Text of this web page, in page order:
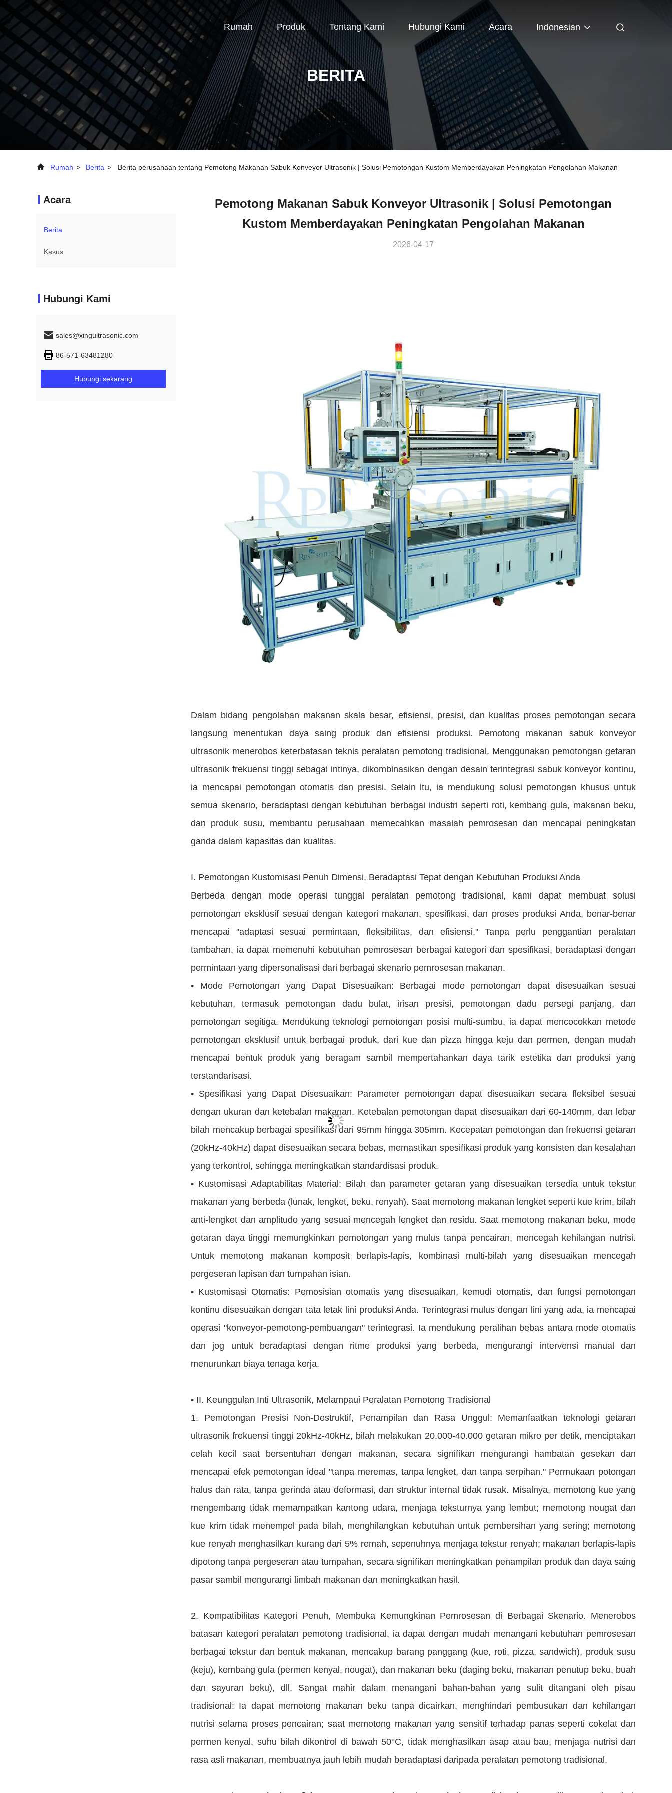
Rumah Produk Tentang Kami Hubungi Kami Acara Indonesian
BERITA
Rumah > Berita > Berita perusahaan tentang Pemotong Makanan Sabuk Konveyor Ultrasonik | Solusi Pemotongan Kustom Memberdayakan Peningkatan Pengolahan Makanan
Acara
Berita
Kasus
Hubungi Kami
sales@xingultrasonic.com
86-571-63481280
Hubungi sekarang
Pemotong Makanan Sabuk Konveyor Ultrasonik | Solusi Pemotongan
Kustom Memberdayakan Peningkatan Pengolahan Makanan
2026-04-17
Dalam bidang pengolahan makanan skala besar, efisiensi, presisi, dan kualitas proses pemotongan secara
langsung menentukan daya saing produk dan efisiensi produksi. Pemotong makanan sabuk konveyor
ultrasonik menerobos keterbatasan teknis peralatan pemotong tradisional. Menggunakan pemotongan getaran
ultrasonik frekuensi tinggi sebagai intinya, dikombinasikan dengan desain terintegrasi sabuk konveyor kontinu,
ia mencapai pemotongan otomatis dan presisi. Selain itu, ia mendukung solusi pemotongan khusus untuk
semua skenario, beradaptasi dengan kebutuhan berbagai industri seperti roti, kembang gula, makanan beku,
dan produk susu, membantu perusahaan memecahkan masalah pemrosesan dan mencapai peningkatan
ganda dalam kapasitas dan kualitas.
I. Pemotongan Kustomisasi Penuh Dimensi, Beradaptasi Tepat dengan Kebutuhan Produksi Anda
Berbeda dengan mode operasi tunggal peralatan pemotong tradisional, kami dapat membuat solusi
pemotongan eksklusif sesuai dengan kategori makanan, spesifikasi, dan proses produksi Anda, benar-benar
mencapai "adaptasi sesuai permintaan, fleksibilitas, dan efisiensi." Tanpa perlu penggantian peralatan
tambahan, ia dapat memenuhi kebutuhan pemrosesan berbagai kategori dan spesifikasi, beradaptasi dengan
permintaan yang dipersonalisasi dari berbagai skenario pemrosesan makanan.
• Mode Pemotongan yang Dapat Disesuaikan: Berbagai mode pemotongan dapat disesuaikan sesuai
kebutuhan, termasuk pemotongan dadu bulat, irisan presisi, pemotongan dadu persegi panjang, dan
pemotongan segitiga. Mendukung teknologi pemotongan posisi multi-sumbu, ia dapat mencocokkan metode
pemotongan eksklusif untuk berbagai produk, dari kue dan pizza hingga keju dan permen, dengan mudah
mencapai bentuk produk yang beragam sambil mempertahankan daya tarik estetika dan produksi yang
terstandarisasi.
• Spesifikasi yang Dapat Disesuaikan: Parameter pemotongan dapat disesuaikan secara fleksibel sesuai
dengan ukuran dan ketebalan makanan. Ketebalan pemotongan dapat disesuaikan dari 60-140mm, dan lebar
bilah mencakup berbagai spesifikasi dari 95mm hingga 305mm. Kecepatan pemotongan dan frekuensi getaran
(20kHz-40kHz) dapat disesuaikan secara bebas, memastikan spesifikasi produk yang konsisten dan kesalahan
yang terkontrol, sehingga meningkatkan standardisasi produk.
• Kustomisasi Adaptabilitas Material: Bilah dan parameter getaran yang disesuaikan tersedia untuk tekstur
makanan yang berbeda (lunak, lengket, beku, renyah). Saat memotong makanan lengket seperti kue krim, bilah
anti-lengket dan amplitudo yang sesuai mencegah lengket dan residu. Saat memotong makanan beku, mode
getaran daya tinggi memungkinkan pemotongan yang mulus tanpa pencairan, mencegah kehilangan nutrisi.
Untuk memotong makanan komposit berlapis-lapis, kombinasi multi-bilah yang disesuaikan mencegah
pergeseran lapisan dan tumpahan isian.
• Kustomisasi Otomatis: Pemosisian otomatis yang disesuaikan, kemudi otomatis, dan fungsi pemotongan
kontinu disesuaikan dengan tata letak lini produksi Anda. Terintegrasi mulus dengan lini yang ada, ia mencapai
operasi "konveyor-pemotong-pembuangan" terintegrasi. Ia mendukung peralihan bebas antara mode otomatis
dan jog untuk beradaptasi dengan ritme produksi yang berbeda, mengurangi intervensi manual dan
menurunkan biaya tenaga kerja.
• II. Keunggulan Inti Ultrasonik, Melampaui Peralatan Pemotong Tradisional
1. Pemotongan Presisi Non-Destruktif, Penampilan dan Rasa Unggul: Memanfaatkan teknologi getaran
ultrasonik frekuensi tinggi 20kHz-40kHz, bilah melakukan 20.000-40.000 getaran mikro per detik, menciptakan
celah kecil saat bersentuhan dengan makanan, secara signifikan mengurangi hambatan gesekan dan
mencapai efek pemotongan ideal "tanpa meremas, tanpa lengket, dan tanpa serpihan." Permukaan potongan
halus dan rata, tanpa gerinda atau deformasi, dan struktur internal tidak rusak. Misalnya, memotong kue yang
mengembang tidak memampatkan kantong udara, menjaga teksturnya yang lembut; memotong nougat dan
kue krim tidak menempel pada bilah, menghilangkan kebutuhan untuk pembersihan yang sering; memotong
kue renyah menghasilkan kurang dari 5% remah, sepenuhnya menjaga tekstur renyah; makanan berlapis-lapis
dipotong tanpa pergeseran atau tumpahan, secara signifikan meningkatkan penampilan produk dan daya saing
pasar sambil mengurangi limbah makanan dan meningkatkan hasil.
2. Kompatibilitas Kategori Penuh, Membuka Kemungkinan Pemrosesan di Berbagai Skenario. Menerobos
batasan kategori peralatan pemotong tradisional, ia dapat dengan mudah menangani kebutuhan pemrosesan
berbagai tekstur dan bentuk makanan, mencakup barang panggang (kue, roti, pizza, sandwich), produk susu
(keju), kembang gula (permen kenyal, nougat), dan makanan beku (daging beku, makanan penutup beku, buah
dan sayuran beku), dll. Sangat mahir dalam menangani bahan-bahan yang sulit ditangani oleh pisau
tradisional: Ia dapat memotong makanan beku tanpa dicairkan, menghindari pembusukan dan kehilangan
nutrisi selama proses pencairan; saat memotong makanan yang sensitif terhadap panas seperti cokelat dan
permen kenyal, suhu bilah dikontrol di bawah 50°C, tidak menghasilkan asap atau bau, menjaga nutrisi dan
rasa asli makanan, membuatnya jauh lebih mudah beradaptasi daripada peralatan pemotong tradisional.